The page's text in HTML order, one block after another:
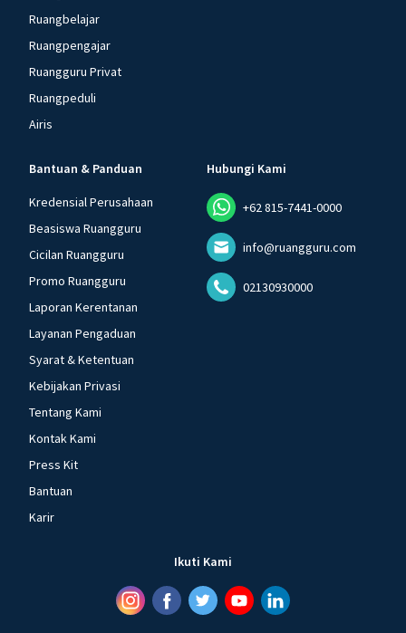
Ruangbelajar
Ruangpengajar
Ruangguru Privat
Ruangpeduli
Airis
Bantuan & Panduan
Kredensial Perusahaan
Beasiswa Ruangguru
Cicilan Ruangguru
Promo Ruangguru
Laporan Kerentanan
Layanan Pengaduan
Syarat & Ketentuan
Kebijakan Privasi
Tentang Kami
Kontak Kami
Press Kit
Bantuan
Karir
Hubungi Kami
+62 815-7441-0000
info@ruangguru.com
02130930000
Ikuti Kami